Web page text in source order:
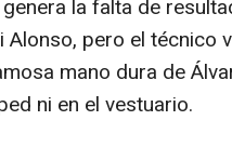
la falta de
Alonso, pero el técnico
mano dura de
ni en el vestuario.